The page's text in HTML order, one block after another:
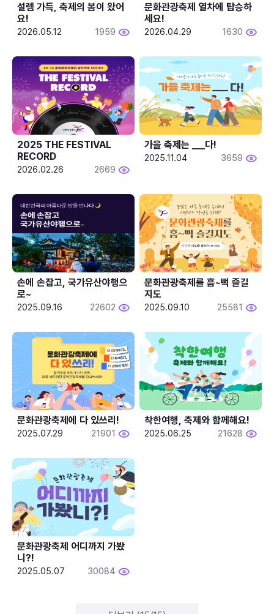
설렘 가득, 축제의 봄이 왔어
요!
2026.05.12 1959
문화관광축제 열차에 탑승하
세요!
2026.04.29 1630
2025 THE FESTIVAL
RECORD
2026.02.26 2669
2025.11.04 3659
손에 손잡고, 국가유산야행으
로~
2025.09.16 22602
문화관광축제를 흠~뻑 즐길
지도
2025.09.10 25581
문화관광축제에 다 있쓰리!
2025.07.29 21901
착한여행, 축제와 함께해요!
2025.06.25 21628
문화관광축제 어디까지 가봤
니?!
2025.05.07 30084